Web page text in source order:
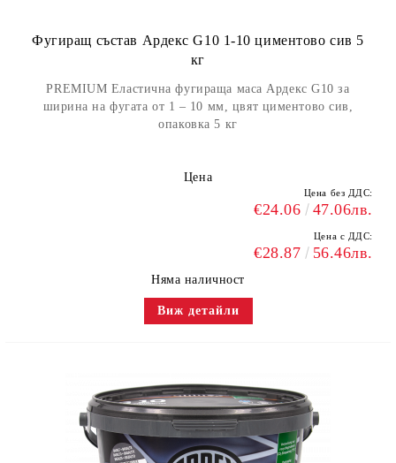
Фугиращ състав Ардекс G10 1-10 циментово сив 5
кг
PREMIUM Еластична фугираща маса Ардекс G10 за
ширина на фугата от 1 – 10 мм, цвят циментово сив,
опаковка 5 кг
Цена
Цена без ДДС:
€24.06 47.06лв.
Цена с ДДС:
€28.87 56.46лв.
Няма наличност
Виж детайли